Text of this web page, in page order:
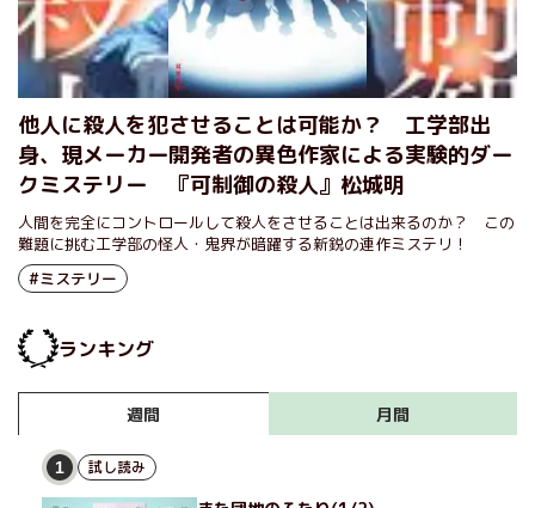
他人に殺人を犯させることは可能か？ 工学部出
身、現メーカー開発者の異色作家による実験的ダー
クミステリー 『可制御の殺人』松城明
人間を完全にコントロールして殺人をさせることは出来るのか？ この
難題に挑む工学部の怪人・鬼界が暗躍する新鋭の連作ミステリ！
#ミステリー
ランキング
週間 月間
1 試し読み